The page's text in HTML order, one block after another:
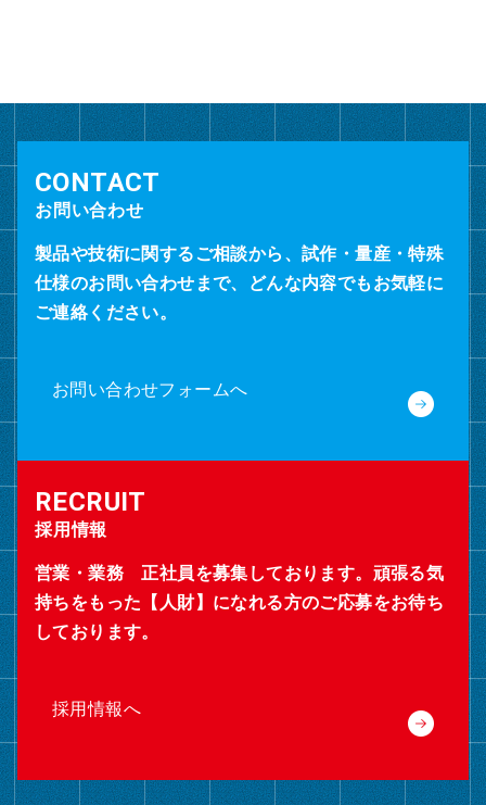
お問い合わせ
製品や技術に関するご相談から、試作・量産・特殊
仕様のお問い合わせまで、どんな内容でもお気軽に
ご連絡ください。
お問い合わせフォームへ
採用情報
営業・業務 正社員を募集しております。頑張る気
持ちをもった【人財】になれる方のご応募をお待ち
しております。
採用情報へ